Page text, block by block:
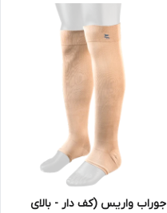
جوراب واریس (کف دار - بالای